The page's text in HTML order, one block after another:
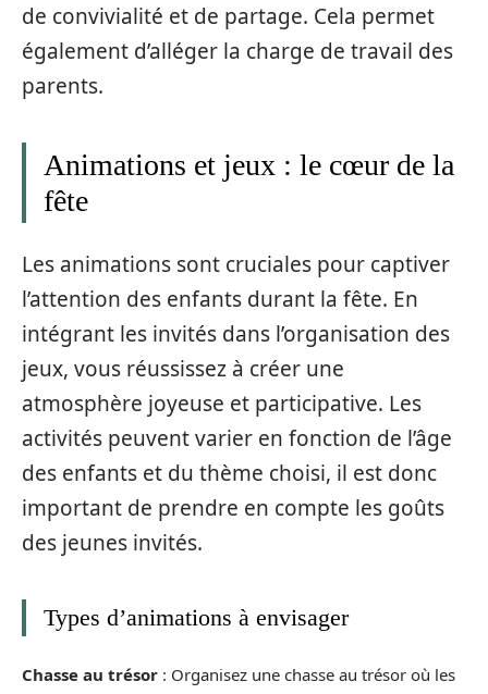
de convivialité et de partage. Cela permet
également d’alléger la charge de travail des
parents.
Animations et jeux : le cœur de la
fête
Les animations sont cruciales pour captiver
l’attention des enfants durant la fête. En
intégrant les invités dans l’organisation des
jeux, vous réussissez à créer une
atmosphère joyeuse et participative. Les
activités peuvent varier en fonction de l’âge
des enfants et du thème choisi, il est donc
important de prendre en compte les goûts
des jeunes invités.
Types d’animations à envisager
Chasse au trésor : Organisez une chasse au trésor où les